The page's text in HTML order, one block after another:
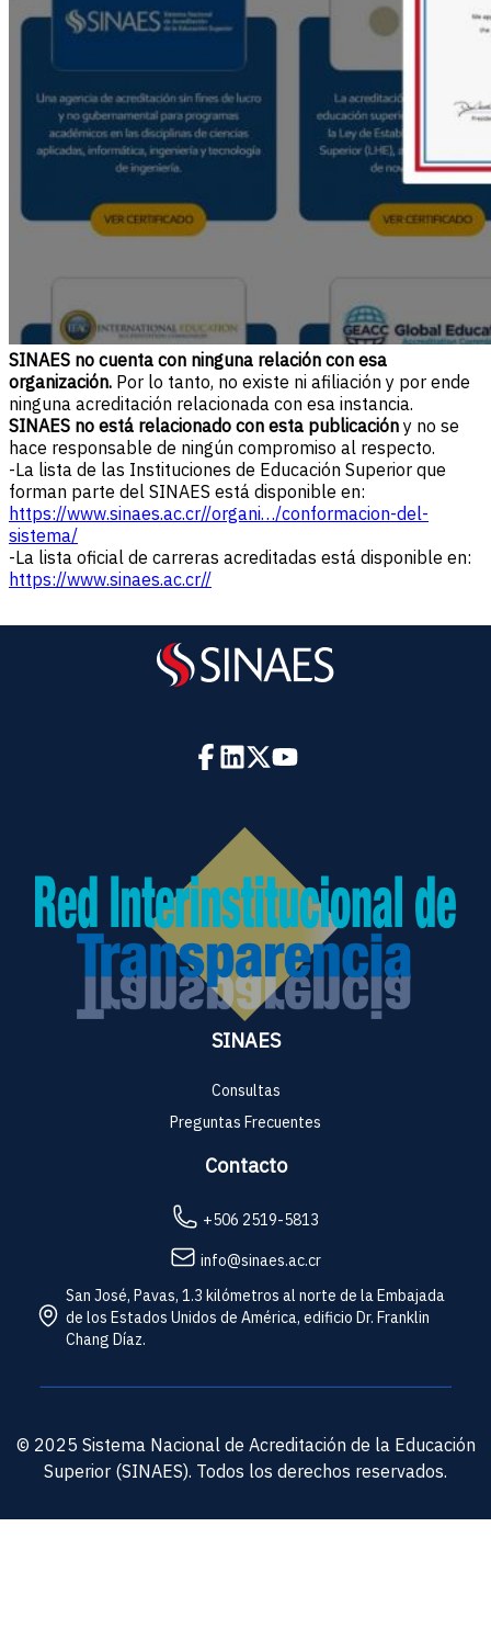
SINAES no cuenta con ninguna relación con esa
organización. Por lo tanto, no existe ni afiliación y por ende
ninguna acreditación relacionada con esa instancia.
SINAES no está relacionado con esta publicación y no se
hace responsable de ningún compromiso al respecto.
-La lista de las Instituciones de Educación Superior que
forman parte del SINAES está disponible en:
https://www.sinaes.ac.cr//organi…/conformacion-del-
sistema/
-La lista oficial de carreras acreditadas está disponible en:
https://www.sinaes.ac.cr//
SINAES
Consultas
Preguntas Frecuentes
Contacto
+506 2519-5813
info@sinaes.ac.cr
San José, Pavas, 1.3 kilómetros al norte de la Embajada
de los Estados Unidos de América, edificio Dr. Franklin
Chang Díaz.
© 2025 Sistema Nacional de Acreditación de la Educación
Superior (SINAES). Todos los derechos reservados.